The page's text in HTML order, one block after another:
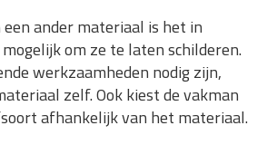
ander materiaal is het in
om ze te laten schilderen.
werkzaamheden nodig zijn,
zelf. Ook kiest de vakman
afhankelijk van het materiaal.